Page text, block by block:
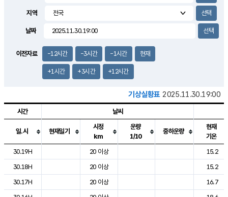
0.0m/s
지역
날짜
이전자료 -12시간 -3시간 -1시간 현재
+1시간 +3시간 +12시간
기상실황표 2025.11.30.19:00
도시별 기상실황표로 지점, 날씨, 기온, 강수, 바람, 기압등을 안내한 표입
시간 날씨
일.시 현재일기
시정
km
운량
1/10
중하운량
현재
기온
30.19H
20 이상
15.2
30.18H
20 이상
15.2
30.17H
20 이상
16.7